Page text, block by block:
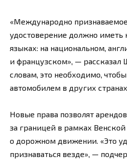
«Международно
удостоверение должно иметь
языках: на национальном,
и французском», — рассказал
словам, это необходимо,
автомобилем в других странах.
Новые права позволят
за границей в рамках
о дорожном движении. «Это
признаваться везде», —